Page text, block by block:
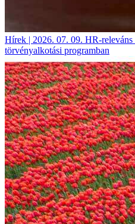
Hírek | 2026. 07. 09. HR-releváns
törvényalkotási programban